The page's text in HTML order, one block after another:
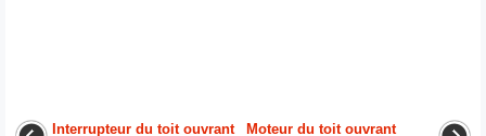
Interrupteur du toit ouvrant Moteur du toit ouvrant